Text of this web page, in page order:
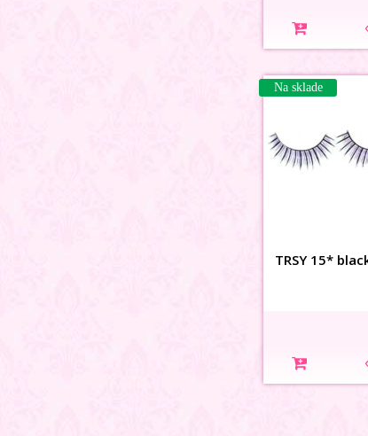
Na sklade
TRSY 15*